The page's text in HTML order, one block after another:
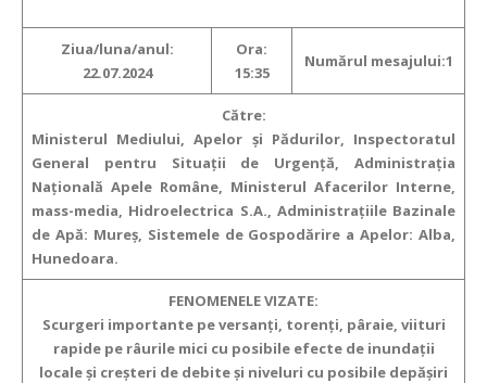
Ziua/luna/anul:
22.07.2024
Ora:
15:35
Numărul mesajului:1
Către:
Ministerul Mediului, Apelor și Pădurilor, Inspectoratul
General pentru Situații de Urgență, Administrația
Națională Apele Române, Ministerul Afacerilor Interne,
mass-media, Hidroelectrica S.A., Administrațiile Bazinale
de Apă: Mureş, Sistemele de Gospodărire a Apelor: Alba,
Hunedoara.
FENOMENELE VIZATE:
Scurgeri importante pe versanți, torenți, pâraie, viituri
rapide pe râurile mici cu posibile efecte de inundații
locale și creșteri de debite și niveluri cu posibile depășiri